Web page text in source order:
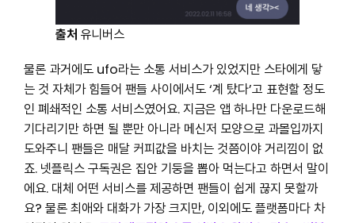
출처 유니버스
물론 과거에도 ufo라는 소통 서비스가 있었지만 스타에게 닿
는 것 자체가 힘들어 팬들 사이에서도 ‘계 탔다’고 표현할 정도
인 폐쇄적인 소통 서비스였어요. 지금은 앱 하나만 다운로드해
기다리기만 하면 될 뿐만 아니라 메신저 모양으로 과몰입까지
도와주니 팬들은 매달 커피값을 바치는 것쯤이야 거리낌이 없
죠. 넷플릭스 구독권은 집안 기둥을 뽑아 먹는다고 하면서 말이
에요. 대체 어떤 서비스를 제공하면 팬들이 쉽게 끊지 못할까
요? 물론 최애와 대화가 가장 크지만, 이외에도 플랫폼마다 차